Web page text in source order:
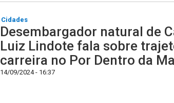
Cidades
Desembargador natural de
Luiz Lindote fala sobre
carreira no Por Dentro da
14/09/2024 - 16:37